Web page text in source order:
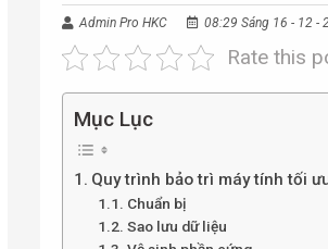
Admin Pro HKC 08:29 Sáng 16 - 12 -
Rate this
Mục Lục
Quy trình bảo trì máy tính tối
Chuẩn bị
Sao lưu dữ liệu